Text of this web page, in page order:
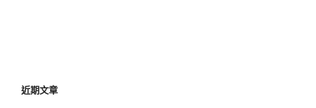
近期文章